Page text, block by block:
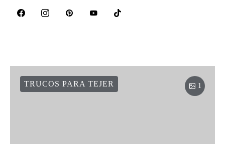
1
TRUCOS PARA TEJER